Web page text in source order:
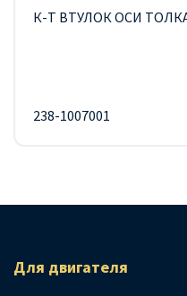
К-Т ВТУЛОК ОСИ
238-1007001
Для двигателя